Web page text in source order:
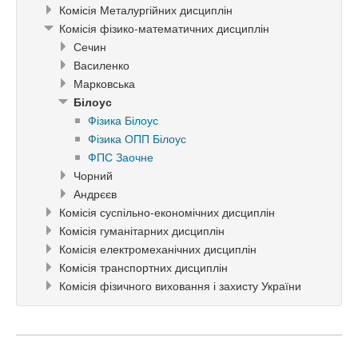
Комісія Металургійних дисциплін
Комісія фізико-математичних дисциплін
Сечин
Василенко
Марковська
Білоус
Фізика Білоус
Фізика ОПП Білоус
ФПС Заочне
Чорний
Андрєєв
Комісія суспільно-економічних дисциплін
Комісія гуманітарних дисциплін
Комісія електромеханічних дисциплін
Комісія транспортних дисциплін
Комісія фізичного виховання і захисту України